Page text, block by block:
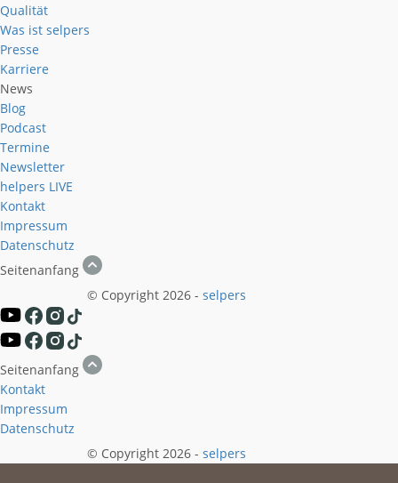
Qualität
Was ist selpers
Presse
Karriere
News
Blog
Podcast
Termine
Newsletter
helpers LIVE
Kontakt
Impressum
Datenschutz
Seitenanfang
© Copyright 2026 - selpers
Seitenanfang
Kontakt
Impressum
Datenschutz
© Copyright 2026 - selpers